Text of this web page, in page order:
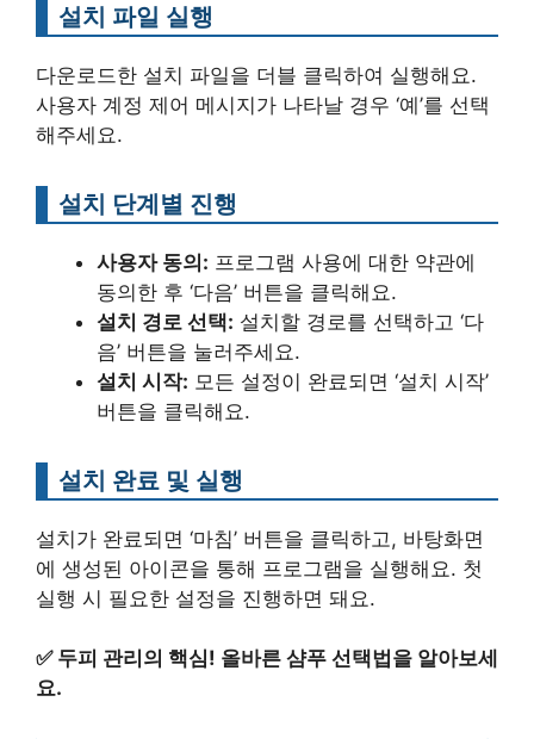
설치 파일 실행
다운로드한 설치 파일을 더블 클릭하여 실행해요.
사용자 계정 제어 메시지가 나타날 경우 ‘예’를 선택
해주세요.
설치 단계별 진행
사용자 동의: 프로그램 사용에 대한 약관에
동의한 후 ‘다음’ 버튼을 클릭해요.
설치 경로 선택: 설치할 경로를 선택하고 ‘다
음’ 버튼을 눌러주세요.
설치 시작: 모든 설정이 완료되면 ‘설치 시작’
버튼을 클릭해요.
설치 완료 및 실행
설치가 완료되면 ‘마침’ 버튼을 클릭하고, 바탕화면
에 생성된 아이콘을 통해 프로그램을 실행해요. 첫
실행 시 필요한 설정을 진행하면 돼요.
✅ 두피 관리의 핵심! 올바른 샴푸 선택법을 알아보세
요.